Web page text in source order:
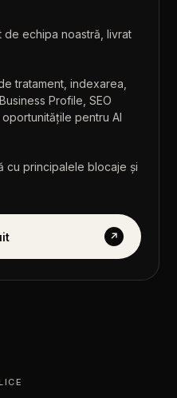
de echipa noastră, livrat
tratament, indexarea,
Business Profile, SEO
oportunitățile pentru AI
cu principalele blocaje și
↗